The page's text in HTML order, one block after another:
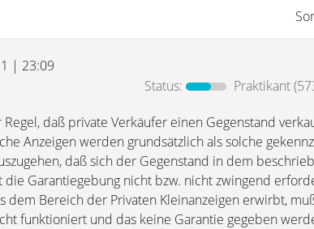
| 23:09
Status:
Praktikant
daß private Verkäufer einen Gegenstand
Anzeigen werden grundsätzlich als solche
daß sich der Gegenstand in dem
die Garantiegebung nicht bzw. nicht zwingend
dem Bereich der Privaten Kleinanzeigen erwirbt,
funktioniert und das keine Garantie gegeben